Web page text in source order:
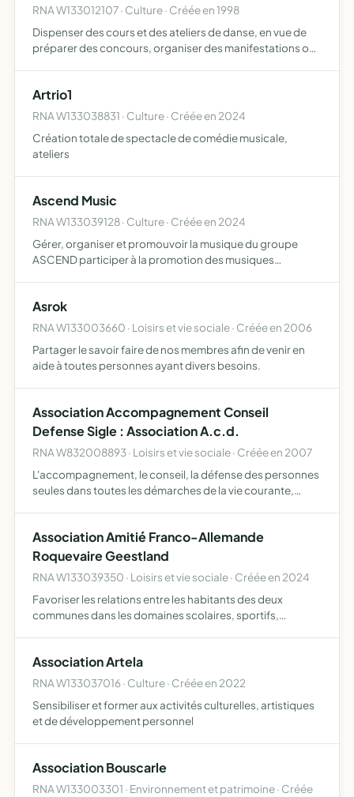
RNA W133012107 · Culture · Créée en 1998
Dispenser des cours et des ateliers de danse, en vue de
préparer des concours, organiser des manifestations ou
Artrio1
RNA W133038831 · Culture · Créée en 2024
Création totale de spectacle de comédie musicale,
ateliers
Ascend Music
RNA W133039128 · Culture · Créée en 2024
Gérer, organiser et promouvoir la musique du groupe
ASCEND participer à la promotion des musiques
Asrok
RNA W133003660 · Loisirs et vie sociale · Créée en 2006
Partager le savoir faire de nos membres afin de venir en
aide à toutes personnes ayant divers besoins.
Association Accompagnement Conseil
Defense Sigle : Association A.c.d.
RNA W832008893 · Loisirs et vie sociale · Créée en 2007
L'accompagnement, le conseil, la défense des personnes
seules dans toutes les démarches de la vie courante,
Association Amitié Franco-Allemande
Roquevaire Geestland
RNA W133039350 · Loisirs et vie sociale · Créée en 2024
Favoriser les relations entre les habitants des deux
communes dans les domaines scolaires, sportifs,
citoyens aux réal…
Association Artela
RNA W133037016 · Culture · Créée en 2022
Sensibiliser et former aux activités culturelles, artistiques
et de développement personnel
Association Bouscarle
RNA W133003301 · Environnement et patrimoine · Créée